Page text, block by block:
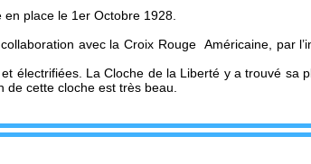
place le 1er Octobre 1928.
avec la Croix Rouge Américaine, par
électrifiées. La Cloche de la Liberté y a trouvé sa
de cette cloche est très beau.